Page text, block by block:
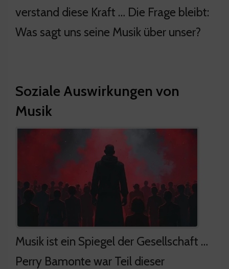
verstand diese Kraft … Die Frage bleibt:
Was sagt uns seine Musik über unser?
Soziale Auswirkungen von
Musik
Musik ist ein Spiegel der Gesellschaft …
Perry Bamonte war Teil dieser